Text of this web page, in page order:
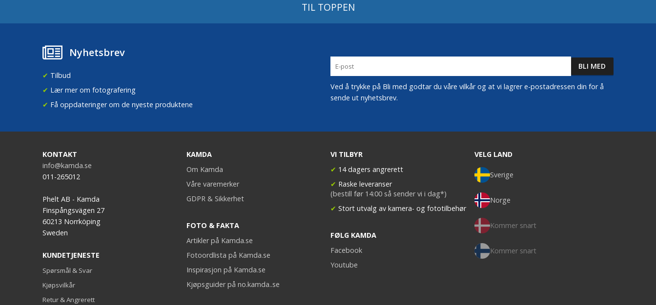
TIL TOPPEN
Nyhetsbrev
✔ Tilbud
✔ Lær mer om fotografering
✔ Få oppdateringer om de nyeste produktene
Ved å trykke på Bli med godtar du våre vilkår og at vi lagrer e-postadressen din for å
sende ut nyhetsbrev.
KONTAKT
info@kamda.se
011-265012
Phelt AB - Kamda
Finspångsvägen 27
60213 Norrköping
Sweden
KUNDETJENESTE
Spørsmål & Svar
Kjøpsvilkår
Retur & Angrerett
KAMDA
Om Kamda
Våre varemerker
GDPR & Sikkerhet
FOTO & FAKTA
Artikler på Kamda.se
Fotoordlista på Kamda.se
Inspirasjon på Kamda.se
Kjøpsguider på no.kamda..se
VI TILBYR
✔ 14 dagers angrerett
✔ Raske leveranser
(bestill før 14:00 så sender vi i dag*)
✔ Stort utvalg av kamera- og fototilbehør
FØLG KAMDA
Facebook
Youtube
VELG LAND
Sverige
Norge
Kommer snart
Kommer snart